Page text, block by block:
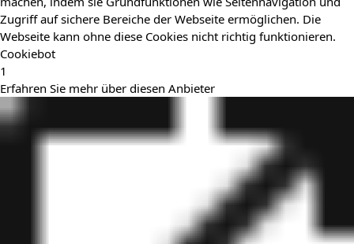
Zugriff auf sichere Bereiche der Webseite ermöglichen. Die
Webseite kann ohne diese Cookies nicht richtig funktionieren.
Cookiebot
1
Erfahren Sie mehr über diesen Anbieter